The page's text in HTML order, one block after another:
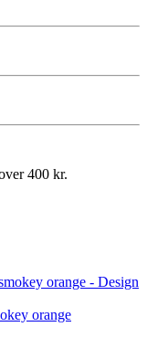
400 kr.
orange